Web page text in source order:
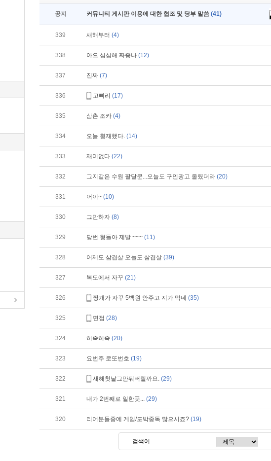
공지 커뮤니티 게시판 이용에 대한 협조 및 당부 말씀 (41)
339 새해부터 (4)
338 아으 심심해 짜증나 (12)
337 진짜 (7)
336 고삐리 (17)
335 삼촌 조카 (4)
334 오늘 횡재했다. (14)
333 재미없다 (22)
332 그지같은 수원 팔달문...오늘도 구인광고 올렸더라 (20)
331 어이~ (10)
330 그만하자 (8)
329 당번 형들아 제발 ~~~ (11)
328 어제도 삼겹살 오늘도 삼겹살 (39)
327 복도에서 자꾸 (21)
326 짱개가 자꾸 5백원 안주고 지가 먹네 (35)
325 면접 (28)
324 히죽히죽 (20)
323 요번주 로또번호 (19)
322 새해첫날그만둬버릴까요. (29)
321 내가 2번째로 일한곳... (29)
320 리어분들중에 게임/도박중독 많으시죠? (19)